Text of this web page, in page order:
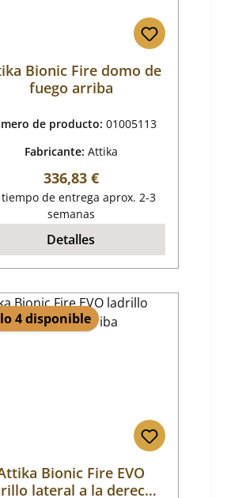
Bionic Fire domo de
fuego arriba
de producto:01005113
Fabricante: Attika
Precio normal:
336,83 €
tiempo de entrega aprox. 2-3
semanas
Detalles
4 disponible
Bionic Fire EVO
lateral a la derecha